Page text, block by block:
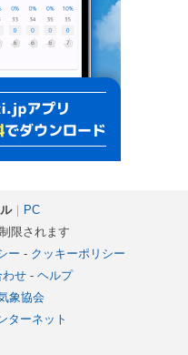
｜ PC
限されます
ー - クッキーポリシー
わせ- ヘルプ
象協会
ターネット